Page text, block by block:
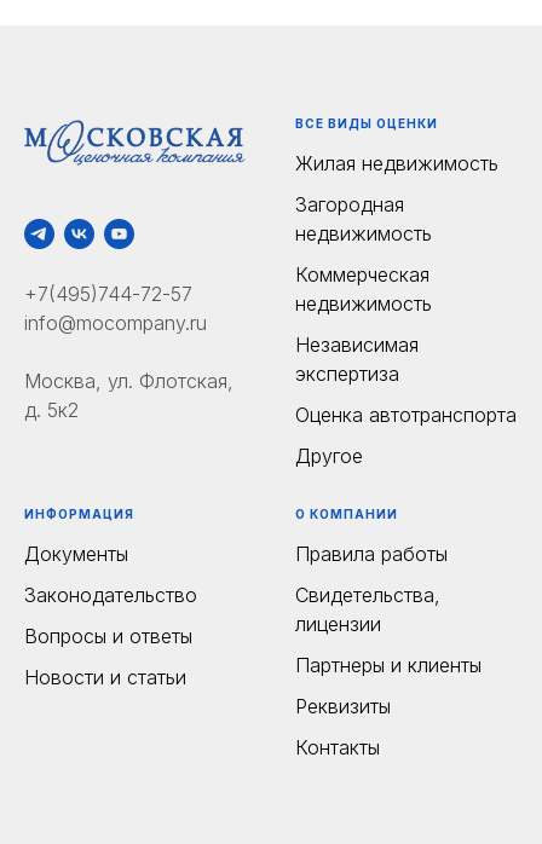
+7(495)744-72-57
info@mocompany.ru
Москва, ул. Флотская,
д. 5к2
ВСЕ ВИДЫ ОЦЕНКИ
Жилая недвижимость
Загородная
недвижимость
Коммерческая
недвижимость
Независимая
экспертиза
Оценка автотранспорта
Другое
ИНФОРМАЦИЯ
Документы
Законодательство
Вопросы и ответы
Новости и статьи
О КОМПАНИИ
Правила работы
Свидетельства,
лицензии
Партнеры и клиенты
Реквизиты
Контакты